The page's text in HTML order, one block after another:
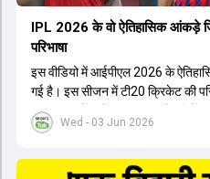
Wed - 03 Jun 2026
IPL 2026 के वो ऐतिहासिक आंकड़े
परिभाषा
इस वीडियो में आईपीएल 2026 के
गई है। इस सीजन में टी20 क्रिकेट की
भारतीय बल्लेबाजों का स्ट्राइक रेट विदेशी
1426 छक्के लगे और 65 बार टीमों ने 200
स्ट्राइक रेट के साथ मोस्ट वैल्युएबल